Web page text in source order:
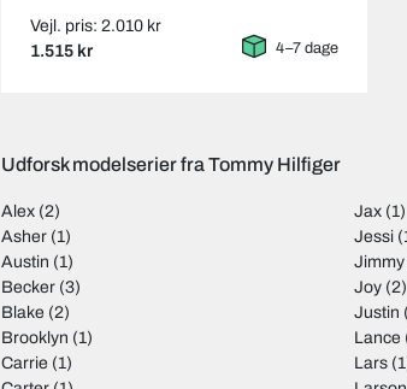
Vejl. pris: 2.010 kr
1.515 kr 4–7 dage
Udforsk modelserier fra Tommy Hilfiger
Alex (2)
Asher (1)
Austin (1)
Becker (3)
Blake (2)
Brooklyn (1)
Carrie (1)
Jax(1)
Jessi
Jimmy
Joy(2)
Justin
Lance
Lars